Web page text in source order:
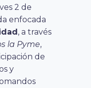
2 de
enfocada
, a través
la Pyme,
de
y